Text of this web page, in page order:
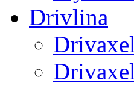
Drivlina
Drivaxel